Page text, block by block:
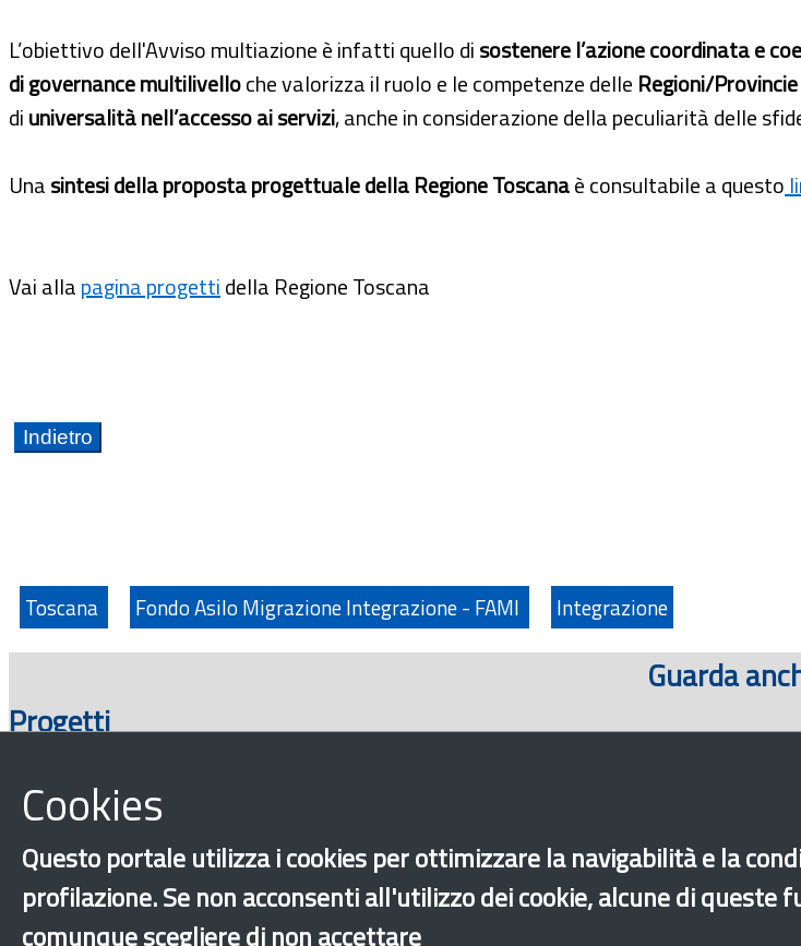
L’obiettivo dell'Avviso multiazione è infatti quello disostenere l’azione coordinata e
di governance multilivelloche valorizza il ruolo e le competenze delle Regioni/
diuniversalità nell’accesso ai servizi, anche in considerazione della peculiarità delle
Unasintesi della proposta progettuale della Regione Toscanaè consultabile a questo
Vai allapagina progettidella Regione Toscana
Toscana Fondo Asilo Migrazione Integrazione - FAMI Integrazione
Guarda
Progetti
Cookies
Questo portale utilizza i cookies per ottimizzare la navigabilità e la
profilazione. Se non acconsenti all'utilizzo dei cookie, alcune di
comunque scegliere di non accettare